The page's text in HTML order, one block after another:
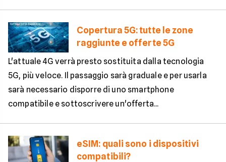
Copertura 5G: tutte le zone
raggiunte e offerte 5G
L'attuale 4G verrà presto sostituita dalla tecnologia
5G, più veloce. Il passaggio sarà graduale e per usarla
sarà necessario disporre di uno smartphone
compatibile e sottoscrivere un'offerta...
eSIM: quali sono i dispositivi
compatibili?